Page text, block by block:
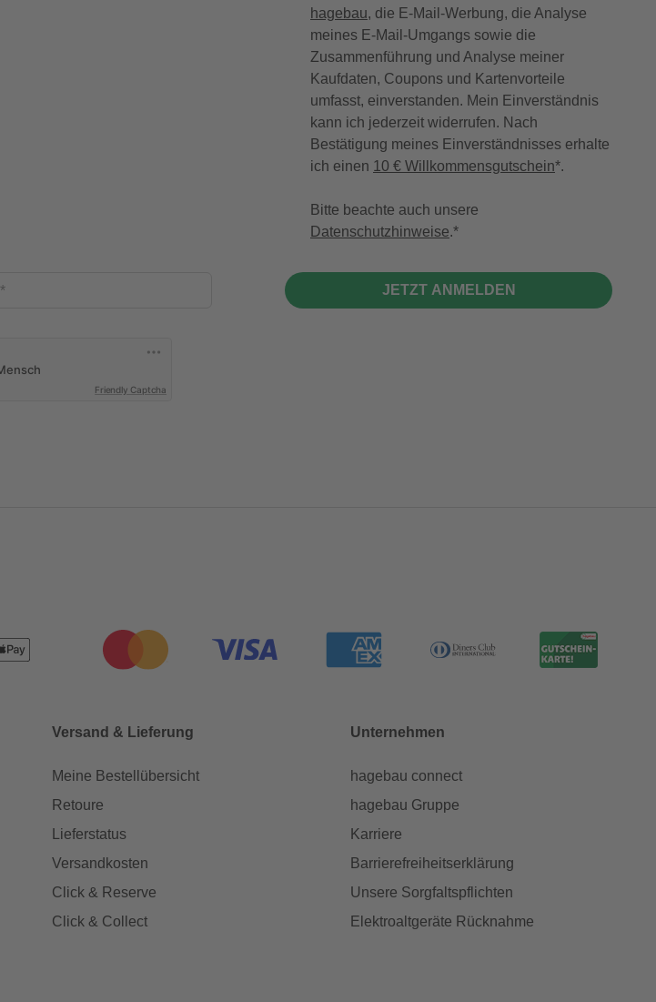
Friendly Captcha
hagebau, die E-Mail-Werbung, die Analyse
meines E-Mail-Umgangs sowie die
Zusammenführung und Analyse meiner
Kaufdaten, Coupons und Kartenvorteile
umfasst, einverstanden. Mein Einverständnis
kann ich jederzeit widerrufen. Nach
Bestätigung meines Einverständnisses erhalte
ich einen 10 € Willkommensgutschein*.
Bitte beachte auch unsere
Datenschutzhinweise.
JETZT ANMELDEN
Versand & Lieferung
Meine Bestellübersicht
Retoure
Lieferstatus
Versandkosten
Click & Reserve
Click & Collect
Unternehmen
hagebau connect
hagebau Gruppe
Karriere
Barrierefreiheitserklärung
Unsere Sorgfaltspflichten
Elektroaltgeräte Rücknahme